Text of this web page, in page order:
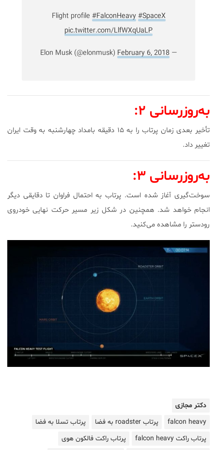
Flight profile #FalconHeavy #SpaceX
pic.twitter.com/LlfWXqUaLP
— Elon Musk (@elonmusk)
February 6, 2018
به‌روزرسانی ۲:
تأخیر بعدی زمان پرتاب را به ۱۵ دقیقه بامداد چهارشنبه به وقت ایران
تغییر داد.
به‌روزرسانی ۳:
سوخت‌گیری آغاز شده است. پرتاب به احتمال فراوان تا دقایقی دیگر
انجام خواهد شد. همچنین در شکل زیر مسیر حرکت نهایی خودروی
رودستر را مشاهده می‌کنید.
دکتر مجازی
falcon heavy
پرتاب roadster به فضا
پرتاب تسلا به فضا
پرتاب راکت falcon heavy
پرتاب راکت فالکون هوی